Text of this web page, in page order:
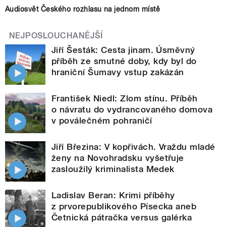
Audiosvět Českého rozhlasu na jednom místě
NEJPOSLOUCHANĚJŠÍ
Jiří Šesták: Cesta jinam. Úsměvný
příběh ze smutné doby, kdy byl do
hraniční Šumavy vstup zakázán
František Niedl: Zlom stínu. Příběh
o návratu do vydrancovaného domova
v poválečném pohraničí
Jiří Březina: V kopřivách. Vraždu mladé
ženy na Novohradsku vyšetřuje
zasloužilý kriminalista Medek
Ladislav Beran: Krimi příběhy
z prvorepublikového Písecka aneb
Četnická pátračka versus galérka